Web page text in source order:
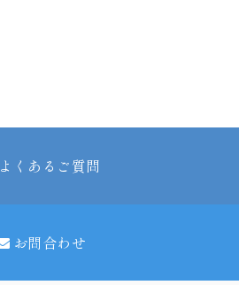
よくあるご質問
お問合わせ